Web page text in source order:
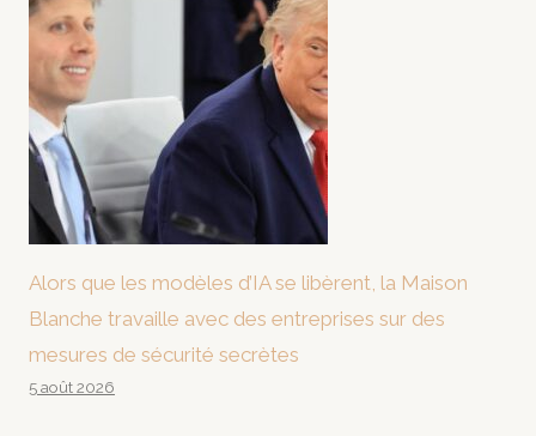
Alors que les modèles d’IA se libèrent, la Maison
Blanche travaille avec des entreprises sur des
mesures de sécurité secrètes
5 août 2026